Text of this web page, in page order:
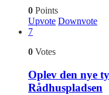
0 Points
Upvote Downvote
7
0 Votes
Oplev den nye
Rådhuspladsen